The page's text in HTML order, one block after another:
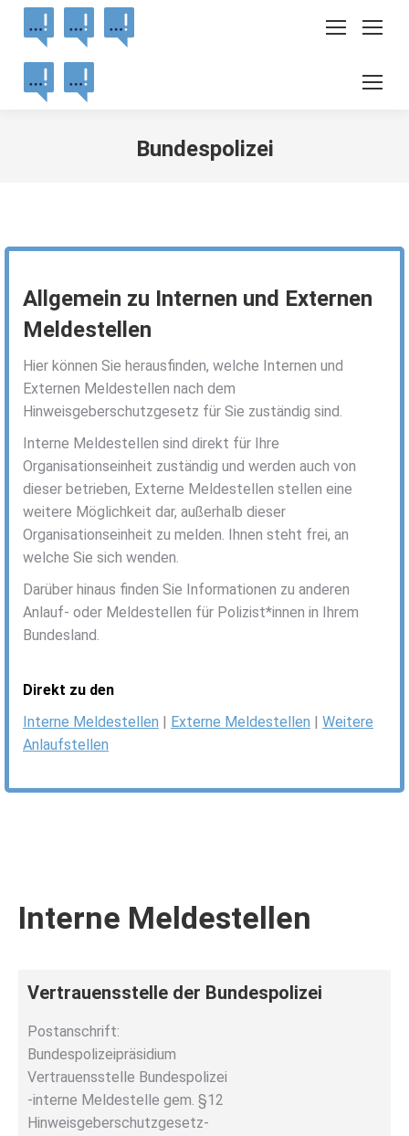
Bundespolizei
Allgemein zu Internen und Externen
Meldestellen
Hier können Sie herausfinden, welche Internen und
Externen Meldestellen nach dem
Hinweisgeberschutzgesetz für Sie zuständig sind.
Interne Meldestellen sind direkt für Ihre
Organisationseinheit zuständig und werden auch von
dieser betrieben, Externe Meldestellen stellen eine
weitere Möglichkeit dar, außerhalb dieser
Organisationseinheit zu melden. Ihnen steht frei, an
welche Sie sich wenden.
Darüber hinaus finden Sie Informationen zu anderen
Anlauf- oder Meldestellen für Polizist*innen in Ihrem
Bundesland.
Direkt zu den
Interne Meldestellen | Externe Meldestellen | Weitere
Anlaufstellen
Interne Meldestellen
Vertrauensstelle der Bundespolizei
Postanschrift:
Bundespolizeipräsidium
Vertrauensstelle Bundespolizei
-interne Meldestelle gem. §12
Hinweisgeberschutzgesetz-